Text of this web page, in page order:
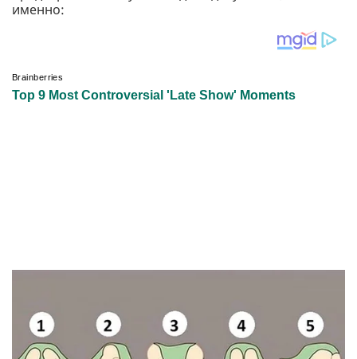
именно: